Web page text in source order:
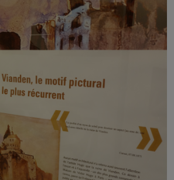
des personnages deNotre-Dame de